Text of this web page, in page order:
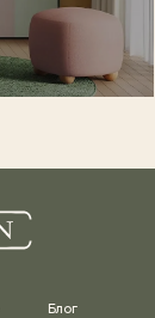
Блог